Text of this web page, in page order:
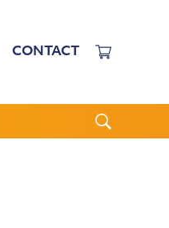
CONTACT